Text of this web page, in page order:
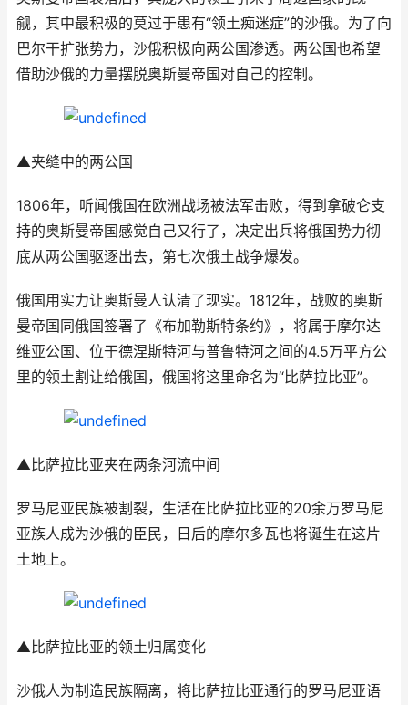
觎，其中最积极的莫过于患有“领土痴迷症”的沙俄。为了向
巴尔干扩张势力，沙俄积极向两公国渗透。两公国也希望
借助沙俄的力量摆脱奥斯曼帝国对自己的控制。
▲夹缝中的两公国
1806年，听闻俄国在欧洲战场被法军击败，得到拿破仑支
持的奥斯曼帝国感觉自己又行了，决定出兵将俄国势力彻
底从两公国驱逐出去，第七次俄土战争爆发。
俄国用实力让奥斯曼人认清了现实。1812年，战败的奥斯
曼帝国同俄国签署了《布加勒斯特条约》，将属于摩尔达
维亚公国、位于德涅斯特河与普鲁特河之间的4.5万平方公
里的领土割让给俄国，俄国将这里命名为“比萨拉比亚”。
▲比萨拉比亚夹在两条河流中间
罗马尼亚民族被割裂，生活在比萨拉比亚的20余万罗马尼
亚族人成为沙俄的臣民，日后的摩尔多瓦也将诞生在这片
土地上。
▲比萨拉比亚的领土归属变化
沙俄人为制造民族隔离，将比萨拉比亚通行的罗马尼亚语